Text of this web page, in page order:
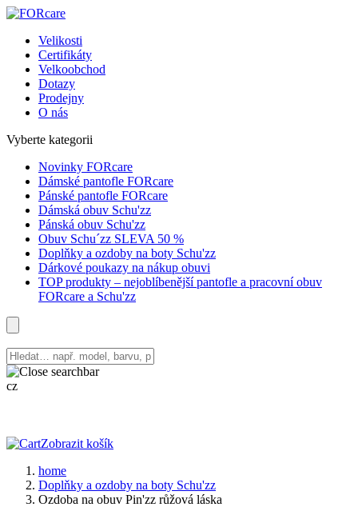
Velikosti
Certifikáty
Velkoobchod
Dotazy
Prodejny
O nás
Vyberte kategorii
Novinky FORcare
Dámské pantofle FORcare
Pánské pantofle FORcare
Dámská obuv Schu'zz
Pánská obuv Schu'zz
Obuv Schu´zz SLEVA 50 %
Doplňky a ozdoby na boty Schu'zz
Dárkové poukazy na nákup obuvi
TOP produkty – nejoblíbenější pantofle a pracovní obuv
FORcare a Schu'zz
cz
Zobrazit košík
home
Doplňky a ozdoby na boty Schu'zz
Ozdoba na obuv Pin'zz růžová láska